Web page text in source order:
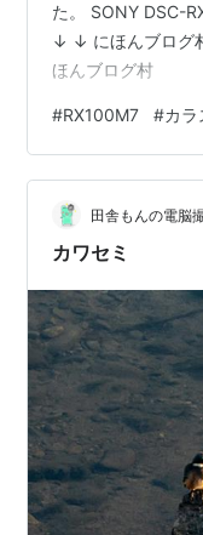
た。 SONY DSC-
↓ ↓ にほんブログ
ほんブログ村
#RX100M7 #カラ
田舎もんの電脳
カワセミ